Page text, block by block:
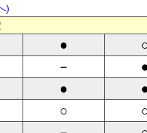
)
●
－
●
○